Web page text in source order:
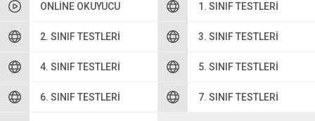
ONLINE OKUYUCU 1. SINIF TESTLERI
2. SINIF TESTLERI 3. SINIF TESTLERI
4. SINIF TESTLERI 5. SINIF TESTLERI
6. SINIF TESTLERI 7. SINIF TESTLERI